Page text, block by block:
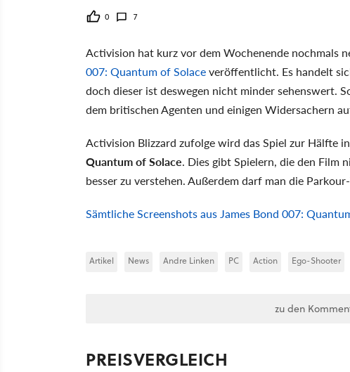
0 7
Activision hat kurz vor dem Wochenende nochmals
007: Quantum of Solaceveröffentlicht. Es handelt
doch dieser ist deswegen nicht minder sehenswert.
dem britischen Agenten und einigen Widersachern
Activision Blizzard zufolge wird das Spiel zur Hälfte in
Quantum of Solace. Dies gibt Spielern, die den Film
besser zu verstehen. Außerdem darf man die
Sämtliche Screenshots aus James Bond 007:
Artikel News Andre Linken PC Action Ego-Shooter
zu den
PREISVERGLEICH